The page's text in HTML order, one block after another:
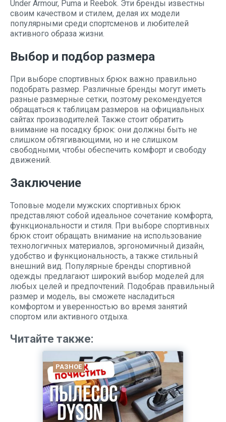
Under Armour, Puma и Reebok. Эти бренды известны
своим качеством и стилем, делая их модели
популярными среди спортсменов и любителей
активного образа жизни.
Выбор и подбор размера
При выборе спортивных брюк важно правильно
подобрать размер. Различные бренды могут иметь
разные размерные сетки, поэтому рекомендуется
обращаться к таблицам размеров на официальных
сайтах производителей. Также стоит обратить
внимание на посадку брюк: они должны быть не
слишком обтягивающими, но и не слишком
свободными, чтобы обеспечить комфорт и свободу
движений.
Заключение
Топовые модели мужских спортивных брюк
представляют собой идеальное сочетание комфорта,
функциональности и стиля. При выборе спортивных
брюк стоит обращать внимание на использование
технологичных материалов, эргономичный дизайн,
удобство и функциональность, а также стильный
внешний вид. Популярные бренды спортивной
одежды предлагают широкий выбор моделей для
любых целей и предпочтений. Подобрав правильный
размер и модель, вы сможете насладиться
комфортом и уверенностью во время занятий
спортом или активного отдыха.
Читайте также:
РАЗНОЕ